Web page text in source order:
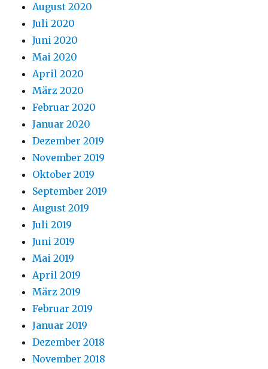
August 2020
Juli 2020
Juni 2020
Mai 2020
April 2020
März 2020
Februar 2020
Januar 2020
Dezember 2019
November 2019
Oktober 2019
September 2019
August 2019
Juli 2019
Juni 2019
Mai 2019
April 2019
März 2019
Februar 2019
Januar 2019
Dezember 2018
November 2018